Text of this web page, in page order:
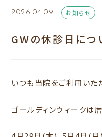
2026.04.09 お知らせ
GWの休診日につ
いつも当院をご利用いた
ゴールディンウィークは